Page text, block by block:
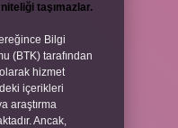
taşımazlar.
Bilgi
(BTK) tarafından
hizmet
içerikleri
araştırma
Ancak,